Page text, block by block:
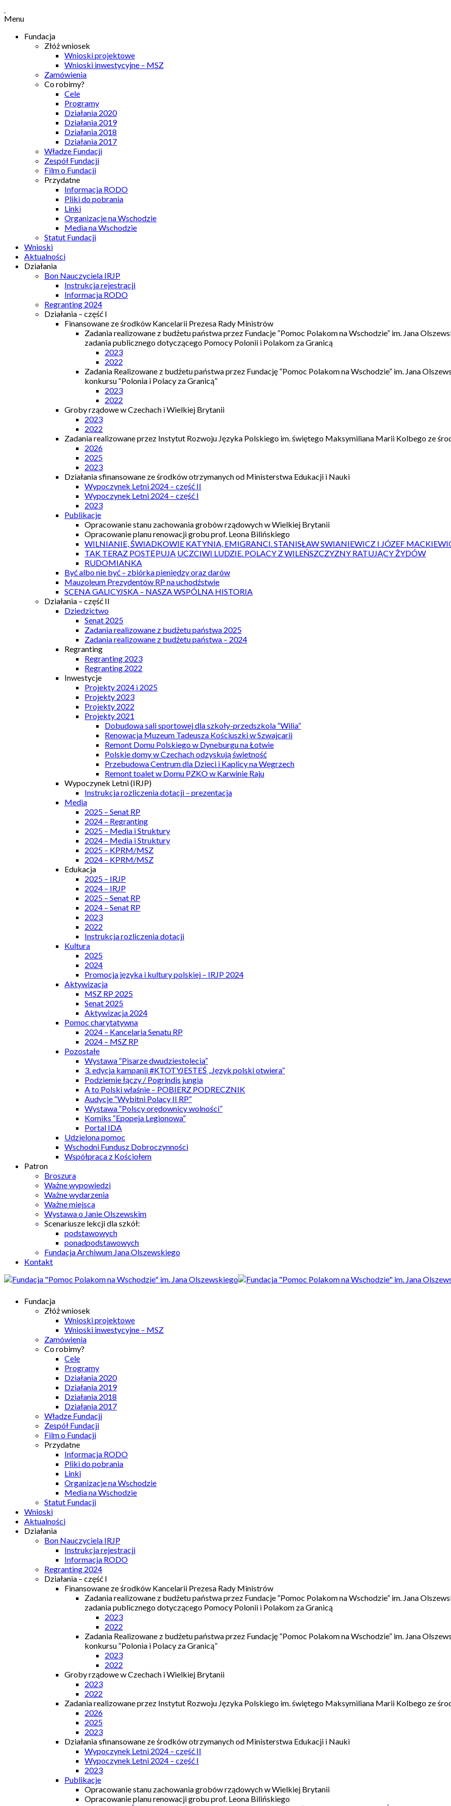
Menu
Fundacja
Złóż wniosek
Wnioski projektowe
Wnioski inwestycyjne – MSZ
Zamówienia
Co robimy?
Cele
Programy
Działania 2020
Działania 2019
Działania 2018
Działania 2017
Władze Fundacji
Zespół Fundacji
Film o Fundacji
Przydatne
Informacja RODO
Pliki do pobrania
Linki
Organizacje na Wschodzie
Media na Wschodzie
Statut Fundacji
Wnioski
Aktualności
Działania
Bon Nauczyciela IRJP
Instrukcja rejestracji
Informacja RODO
Regranting 2024
Działania – część I
Finansowane ze środków Kancelarii Prezesa Rady Ministrów
Zadania realizowane z budżetu państwa przez Fundacje “Pomoc Polakom na Wschodzie” im. Jana
zadania publicznego dotyczącego Pomocy Polonii i Polakom za Granicą
2023
2022
Zadania Realizowane z budżetu państwa przez Fundację “Pomoc Polakom na Wschodzie” im. Jana
konkursu “Polonia i Polacy za Granicą”
2023
2022
Groby rządowe w Czechach i Wielkiej Brytanii
2023
2022
Zadania realizowane przez Instytut Rozwoju Języka Polskiego im. świętego Maksymiliana Marii Kolbego ze
2026
2025
2023
Działania sfinansowane ze środków otrzymanych od Ministerstwa Edukacji i Nauki
Wypoczynek Letni 2024 – część II
Wypoczynek Letni 2024 – część I
2023
Publikacje
Opracowanie stanu zachowania grobów rządowych w Wielkiej Brytanii
Opracowanie planu renowacji grobu prof. Leona Bilińskiego
WILNIANIE, ŚWIADKOWIE KATYNIA, EMIGRANCI. STANISŁAW SWIANIEWICZ I JÓZEF
TAK TERAZ POSTĘPUJĄ UCZCIWI LUDZIE. POLACY Z WILEŃSZCZYZNY RATUJĄCY ŻYDÓW
RUDOMIANKA
Być albo nie być – zbiórka pieniędzy oraz darów
Mauzoleum Prezydentów RP na uchodźstwie
SCENA GALICYJSKA – NASZA WSPÓLNA HISTORIA
Działania – część II
Dziedzictwo
Senat 2025
Zadania realizowane z budżetu państwa 2025
Zadania realizowane z budżetu państwa – 2024
Regranting
Regranting 2023
Regranting 2022
Inwestycje
Projekty 2024 i 2025
Projekty 2023
Projekty 2022
Projekty 2021
Dobudowa sali sportowej dla szkoły-przedszkola “Wilia”
Renowacja Muzeum Tadeusza Kościuszki w Szwajcarii
Remont Domu Polskiego w Dyneburgu na Łotwie
Polskie domy w Czechach odzyskują świetność
Przebudowa Centrum dla Dzieci i Kaplicy na Węgrzech
Remont toalet w Domu PZKO w Karwinie Raju
Wypoczynek Letni (IRJP)
Instrukcja rozliczenia dotacji – prezentacja
Media
2025 – Senat RP
2024 – Regranting
2025 – Media i Struktury
2024 – Media i Struktury
2025 – KPRM/MSZ
2024 – KPRM/MSZ
Edukacja
2025 – IRJP
2024 – IRJP
2025 – Senat RP
2024 – Senat RP
2023
2022
Instrukcja rozliczenia dotacji
Kultura
2025
2024
Promocja języka i kultury polskiej – IRJP 2024
Aktywizacja
MSZ RP 2025
Senat 2025
Aktywizacja 2024
Pomoc charytatywna
2024 – Kancelaria Senatu RP
2024 – MSZ RP
Pozostałe
Wystawa “Pisarze dwudziestolecia”
3. edycja kampanii #KTOTYJESTEŚ „Język polski otwiera”
Podziemie łączy / Pogrindis jungia
A to Polski właśnie – POBIERZ PODRECZNIK
Audycje “Wybitni Polacy II RP”
Wystawa “Polscy orędownicy wolności”
Komiks “Epopeja Legionowa”
Portal IDA
Udzielona pomoc
Wschodni Fundusz Dobroczynności
Współpraca z Kościołem
Patron
Broszura
Ważne wypowiedzi
Ważne wydarzenia
Ważne miejsca
Wystawa o Janie Olszewskim
Scenariusze lekcji dla szkół:
podstawowych
ponadpodstawowych
Fundacja Archiwum Jana Olszewskiego
Kontakt
Fundacja
Złóż wniosek
Wnioski projektowe
Wnioski inwestycyjne – MSZ
Zamówienia
Co robimy?
Cele
Programy
Działania 2020
Działania 2019
Działania 2018
Działania 2017
Władze Fundacji
Zespół Fundacji
Film o Fundacji
Przydatne
Informacja RODO
Pliki do pobrania
Linki
Organizacje na Wschodzie
Media na Wschodzie
Statut Fundacji
Wnioski
Aktualności
Działania
Bon Nauczyciela IRJP
Instrukcja rejestracji
Informacja RODO
Regranting 2024
Działania – część I
Finansowane ze środków Kancelarii Prezesa Rady Ministrów
Zadania realizowane z budżetu państwa przez Fundacje “Pomoc Polakom na Wschodzie” im. Jana
zadania publicznego dotyczącego Pomocy Polonii i Polakom za Granicą
2023
2022
Zadania Realizowane z budżetu państwa przez Fundację “Pomoc Polakom na Wschodzie” im. Jana
konkursu “Polonia i Polacy za Granicą”
2023
2022
Groby rządowe w Czechach i Wielkiej Brytanii
2023
2022
Zadania realizowane przez Instytut Rozwoju Języka Polskiego im. świętego Maksymiliana Marii Kolbego ze
2026
2025
2023
Działania sfinansowane ze środków otrzymanych od Ministerstwa Edukacji i Nauki
Wypoczynek Letni 2024 – część II
Wypoczynek Letni 2024 – część I
2023
Publikacje
Opracowanie stanu zachowania grobów rządowych w Wielkiej Brytanii
Opracowanie planu renowacji grobu prof. Leona Bilińskiego